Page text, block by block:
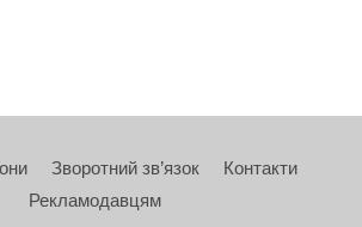
Зворотний зв’язок
Контакти
Рекламодавцям